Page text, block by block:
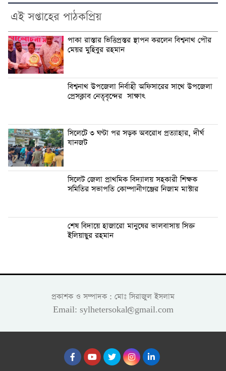
এই সপ্তাহের পাঠকপ্রিয়
পাকা রাস্তার ভিত্তিপ্রস্তর স্থাপন করলেন বিশ্বনাথ পৌর
মেয়র মুহিবুর রহমান
বিশ্বনাথ উপজেলা নির্বাহী অফিসারের সাথে উপজেলা
প্রেসক্লাব নেতৃবৃন্দের সাক্ষাৎ
সিলেটে ৩ ঘণ্টা পর সড়ক অবরোধ প্রত্যাহার, দীর্ঘ
যানজট
সিলেট জেলা প্রাথমিক বিদ্যালয় সহকারী শিক্ষক
সমিতির সভাপতি কোম্পানীগঞ্জের নিজাম মাস্টার
শেষ বিদায়ে হাজারো মানুষের ভালবাসায় সিক্ত
ইলিয়াছুর রহমান
প্রকাশক ও সম্পাদক : মোঃ সিরাজুল ইসলাম
Email: sylhetersokal@gmail.com